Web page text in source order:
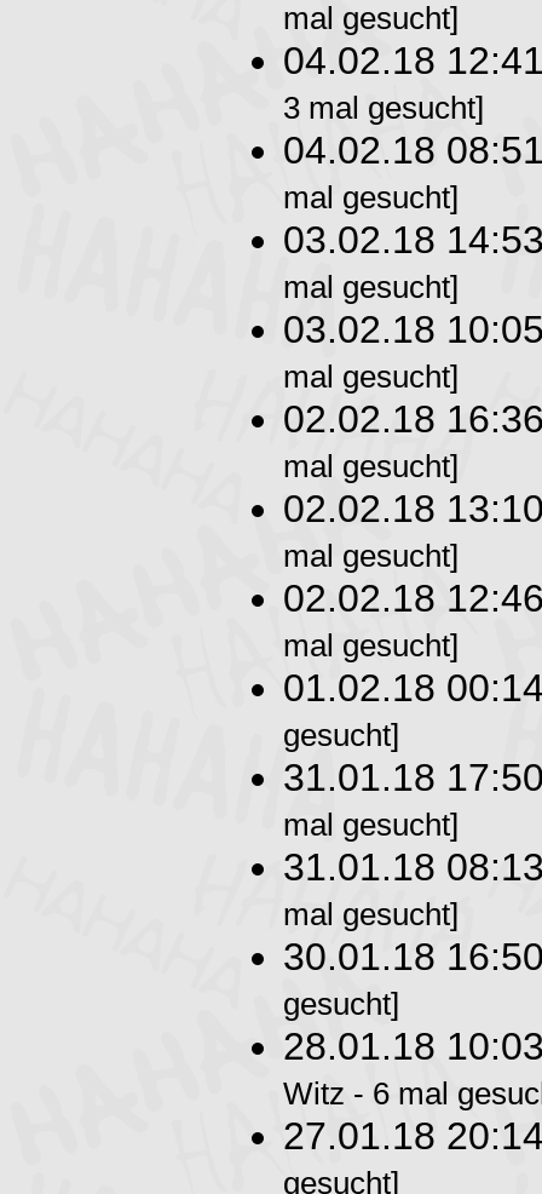
mal gesucht]
04.02.18
3 mal gesucht]
04.02.18
mal gesucht]
03.02.18
mal gesucht]
03.02.18
mal gesucht]
02.02.18
mal gesucht]
02.02.18
mal gesucht]
02.02.18
mal gesucht]
01.02.18
gesucht]
31.01.18
mal gesucht]
31.01.18
mal gesucht]
30.01.18
gesucht]
28.01.18
Witz - 6 mal
27.01.18
gesucht]